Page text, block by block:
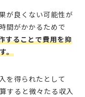
が良くない可能性が
間がかかるためで
することで費用を抑
。
を得られたとして
すると微々たる収入